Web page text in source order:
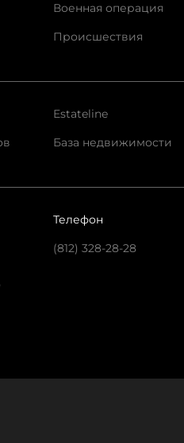
Военная операция
Происшествия
Estateline
База недвижимости
Телефон
(812) 328-28-28